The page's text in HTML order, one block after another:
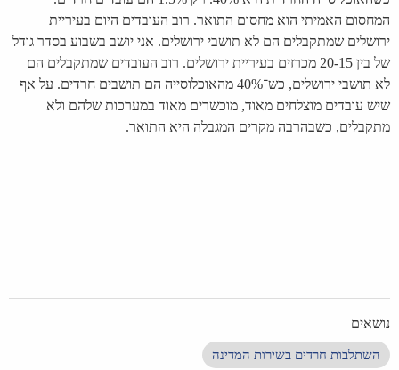
המחסום האמיתי הוא מחסום התואר. רוב העובדים היום בעיריית
ירושלים שמתקבלים הם לא תושבי ירושלים. אני יושב בשבוע בסדר גודל
של בין 20-15 מכרזים בעיריית ירושלים. רוב העובדים שמתקבלים הם
לא תושבי ירושלים, כש־40% מהאוכלוסייה הם תושבים חרדים. על אף
שיש עובדים מוצלחים מאוד, מוכשרים מאוד במערכות שלהם ולא
מתקבלים, כשבהרבה מקרים המגבלה היא התואר.
נושאים
השתלבות חרדים בשירות המדינה